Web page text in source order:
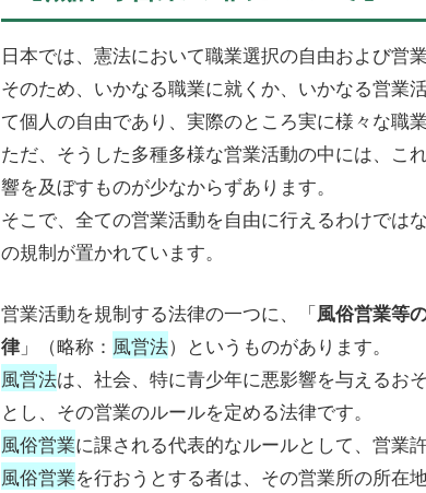
日本では、憲法において職業選択の自由および営
そのため、いかなる職業に就くか、いかなる営業
て個人の自由であり、実際のところ実に様々な職
ただ、そうした多種多様な営業活動の中には、こ
響を及ぼすものが少なからずあります。
そこで、全ての営業活動を自由に行えるわけでは
の規制が置かれています。
営業活動を規制する法律の一つに、「風俗営業等
律 」（略称： 風営法）というものがあります。
風営法は、社会、特に青少年に悪影響を与えるお
とし、その営業のルールを定める法律です。
風俗営業に課される代表的なルールとして、営業
風俗営業を行おうとする者は、その営業所の所在